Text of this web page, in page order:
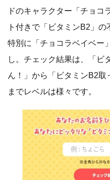
ドのキャラクター「チョコ
ト付きで「ビタミンB2」
特別に「チョコラベイベー
し。チェック結果は、「ビ
ん！」から「ビタミンB2取
までレベルは様々です。